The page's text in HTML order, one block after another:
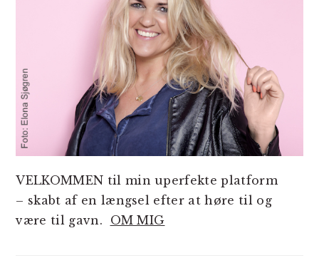
VELKOMMEN til min uperfekte platform
– skabt af en længsel efter at høre til og
være til gavn. OM MIG